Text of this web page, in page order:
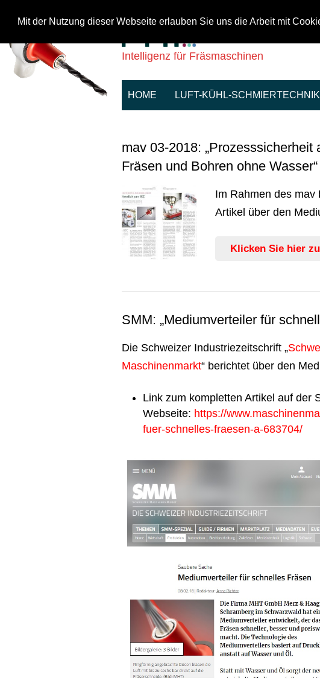
Mit der Nutzung dieser Webseite erlauben Sie uns die Arbeit mit
Intelligenz für Fräsmaschinen
HOME LUFT-KÜHL-SCHMIERTECHNIK
mav 03-2018:
Fräsen und Bohren ohne Wasser“
Im Rahmen des mav
Artikel über den
Klicken Sie hier
SMM: „Mediumverteiler für
Die Schweizer Industriezeitschrift „
Maschinenmarkt“ berichtet über den
Link zum kompletten Artikel auf der
Webseite: https://
fuer-schnelles-fraesen-a-683704/